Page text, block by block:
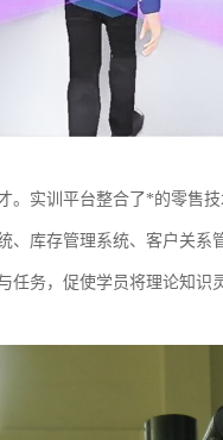
实训平台整合了*的零售
库存管理系统、客户关系
任务，促使学员将理论知